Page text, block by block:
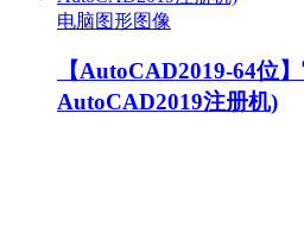
电脑图形图像
【AutoCAD2019-64位
AutoCAD2019注册机)